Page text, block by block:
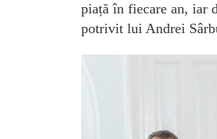
piață în fiecare an, iar
potrivit lui Andrei